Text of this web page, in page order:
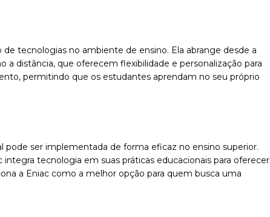
tecnologias no ambiente de ensino. Ela abrange desde a
distância, que oferecem flexibilidade e personalização para
permitindo que os estudantes aprendam no seu próprio
ser implementada de forma eficaz no ensino superior.
tecnologia em suas práticas educacionais para oferecer
a Eniac como a melhor opção para quem busca uma